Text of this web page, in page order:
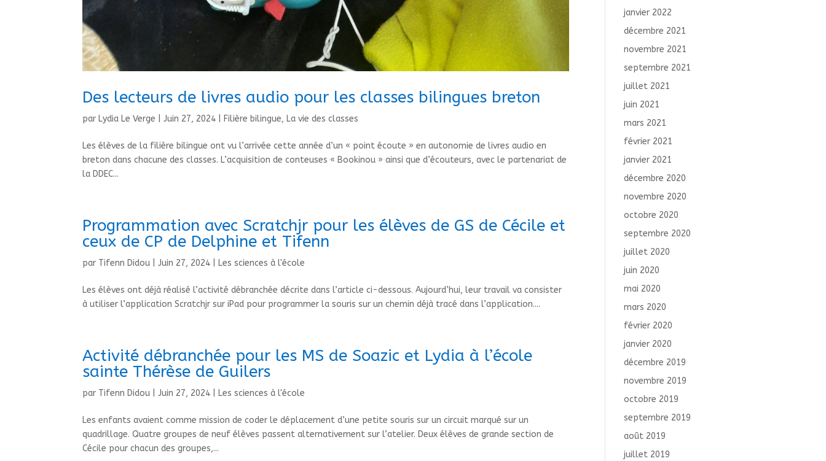
Des lecteurs de livres audio pour les classes bilingues breton
par Lydia Le Verge |Juin 27, 2024 Filière bilingue, La vie des classes
Les élèves de la filière bilingue ont vu l’arrivée cette année d’un « point écoute » en autonomie de livres audio en
breton dans chacune des classes. L’acquisition de conteuses « Bookinou » ainsi que d’écouteurs, avec le partenariat de
la DDEC...
Programmation avec Scratchjr pour les élèves de GS de Cécile et
ceux de CP de Delphine et Tifenn
par Tifenn Didou |Juin 27, 2024 Les sciences à l'école
Les élèves ont déjà réalisé l’activité débranchée décrite dans l’article ci-dessous. Aujourd’hui, leur travail va consister
à utiliser l’application Scratchjr sur iPad pour programmer la souris sur un chemin déjà tracé dans l’application....
Activité débranchée pour les MS de Soazic et Lydia à l’école
sainte Thérèse de Guilers
par Tifenn Didou |Juin 27, 2024 Les sciences à l'école
Les enfants avaient comme mission de coder le déplacement d’une petite souris sur un circuit marqué sur un
quadrillage. Quatre groupes de neuf élèves passent alternativement sur l’atelier. Deux élèves de grande section de
Cécile pour chacun des groupes,...
janvier 2022
décembre 2021
novembre 2021
septembre 2021
juillet 2021
juin 2021
mars 2021
février 2021
janvier 2021
décembre 2020
novembre 2020
octobre 2020
septembre 2020
juillet 2020
juin 2020
mai 2020
mars 2020
février 2020
janvier 2020
décembre 2019
novembre 2019
octobre 2019
septembre 2019
août 2019
juillet 2019